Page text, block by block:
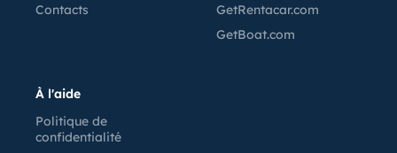
Contacts
GetRentacar.com
GetBoat.com
À l'aide
Politique de
confidentialité